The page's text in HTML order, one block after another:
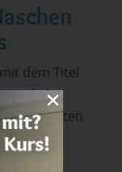
dem Titel
®-
achten